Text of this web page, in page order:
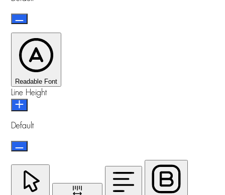
Readable Font
Line Height
Default